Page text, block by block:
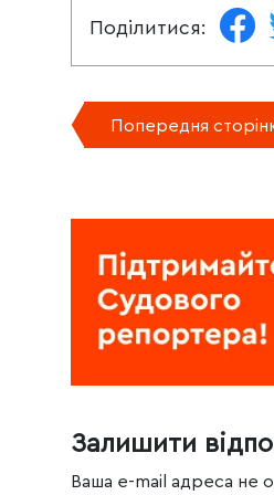
Поділитися:
Попередня
Залишити
Ваша e-mail адреса не